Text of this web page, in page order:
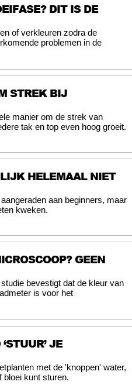
DIT IS DE
of verkleuren zodra de
problemen in de
STREK BIJ
manier om de strek van
tak en top even hoog groeit.
HELEMAAL NIET
aan beginners, maar
kweken.
GEEN
bevestigt dat de kleur van
is voor het
JE
met de 'knoppen' water,
bloei kunt sturen.